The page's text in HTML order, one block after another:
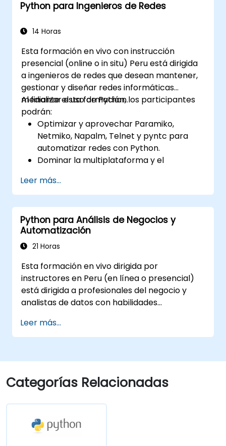
Python para Ingenieros de Redes
14 Horas
Esta formación en vivo con instrucción
presencial (online o in situ) Peru está dirigida
a ingenieros de redes que desean mantener,
gestionar y diseñar redes informáticas
mediante el uso de Python.
Al finalizar esta formación, los participantes
podrán:
Optimizar y aprovechar Paramiko,
Netmiko, Napalm, Telnet y pyntc para
automatizar redes con Python.
Dominar la multiplataforma y el
de redes.
Utilizar GNS3 y Python para programar
redes.
Leer más...
Python para Análisis de Negocios y
Automatización
21 Horas
Esta formación en vivo dirigida por
instructores en Peru (en línea o presencial)
está dirigida a profesionales del negocio y
analistas de datos con habilidades
Python para automatizar flujos de trabajo,
analizar datos empresariales y generar
Leer más...
Categorías Relacionadas